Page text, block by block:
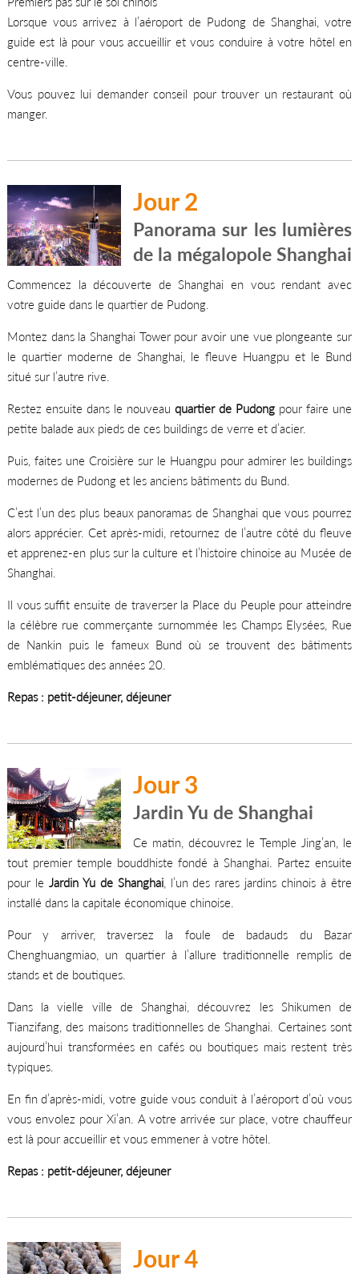
Lorsque vous arrivez à l’aéroport de Pudong de Shanghai, votre
guide est là pour vous accueillir et vous conduire à votre hôtel en
centre-ville.
Vous pouvez lui demander conseil pour trouver un restaurant où
manger.
Jour 2
Panorama sur les lumières
de la mégalopole Shanghai
Commencez la découverte de Shanghai en vous rendant avec
votre guide dans le quartier de Pudong.
Montez dans la Shanghai Tower pour avoir une vue plongeante sur
le quartier moderne de Shanghai, le fleuve Huangpu et le Bund
situé sur l’autre rive.
Restez ensuite dans le nouveau quartier de Pudong pour faire une
petite balade aux pieds de ces buildings de verre et d’acier.
Puis, faites une Croisière sur le Huangpu pour admirer les buildings
modernes de Pudong et les anciens bâtiments du Bund.
C’est l’un des plus beaux panoramas de Shanghai que vous pourrez
alors apprécier. Cet après-midi, retournez de l’autre côté du fleuve
et apprenez-en plus sur la culture et l’histoire chinoise au Musée de
Shanghai.
Il vous suffit ensuite de traverser la Place du Peuple pour atteindre
la célèbre rue commerçante surnommée les Champs Elysées, Rue
de Nankin puis le fameux Bund où se trouvent des bâtiments
emblématiques des années 20.
Repas : petit-déjeuner, déjeuner
Jour 3
Jardin Yu de Shanghai
Ce matin, découvrez le Temple Jing’an, le
tout premier temple bouddhiste fondé à Shanghai. Partez ensuite
pour le Jardin Yu de Shanghai, l’un des rares jardins chinois à être
installé dans la capitale économique chinoise.
Pour y arriver, traversez la foule de badauds du Bazar
Chenghuangmiao, un quartier à l’allure traditionnelle remplis de
stands et de boutiques.
Dans la vielle ville de Shanghai, découvrez les Shikumen de
Tianzifang, des maisons traditionnelles de Shanghai. Certaines sont
aujourd’hui transformées en cafés ou boutiques mais restent très
typiques.
En fin d’après-midi, votre guide vous conduit à l’aéroport d’où vous
vous envolez pour Xi’an. A votre arrivée sur place, votre chauffeur
est là pour accueillir et vous emmener à votre hôtel.
Repas : petit-déjeuner, déjeuner
Jour 4